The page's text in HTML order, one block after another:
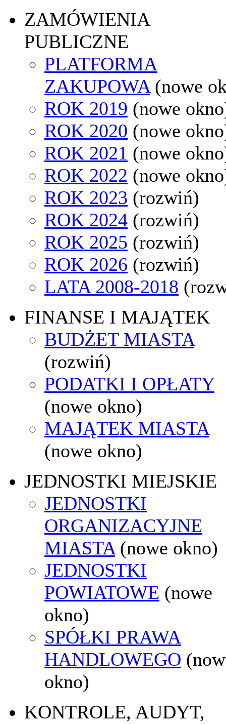
ZAMÓWIENIA
PUBLICZNE
PLATFORMA
ZAKUPOWA (nowe
ROK 2019 (nowe
ROK 2020 (nowe
ROK 2021 (nowe
ROK 2022 (nowe
ROK 2023 (rozwiń)
ROK 2024 (rozwiń)
ROK 2025 (rozwiń)
ROK 2026 (rozwiń)
LATA 2008-2018
FINANSE I MAJĄTEK
BUDŻET MIASTA
(rozwiń)
PODATKI I OPŁATY
(nowe okno)
MAJĄTEK MIASTA
(nowe okno)
JEDNOSTKI MIEJSKIE
JEDNOSTKI
ORGANIZACYJNE
MIASTA (nowe okno)
JEDNOSTKI
POWIATOWE (nowe
okno)
SPÓŁKI PRAWA
HANDLOWEGO
okno)
KONTROLE, AUDYT,